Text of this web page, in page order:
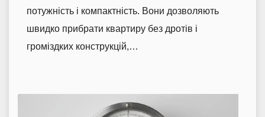
потужність і компактність. Вони дозволяють
швидко прибрати квартиру без дротів і
громіздких конструкцій,…